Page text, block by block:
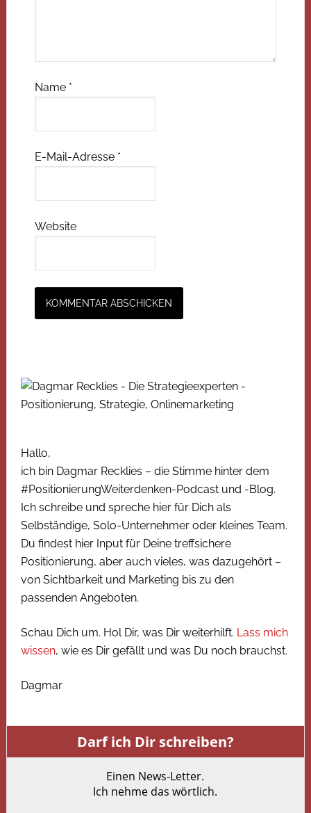
Name *
E-Mail-Adresse *
Website
Hallo,
ich bin Dagmar Recklies – die Stimme hinter dem
#PositionierungWeiterdenken-Podcast und -Blog.
Ich schreibe und spreche hier für Dich als
Selbständige, Solo-Unternehmer oder kleines Team.
Du findest hier Input für Deine treffsichere
Positionierung, aber auch vieles, was dazugehört –
von Sichtbarkeit und Marketing bis zu den
passenden Angeboten.
Schau Dich um. Hol Dir, was Dir weiterhilft. Lass mich
wissen, wie es Dir gefällt und was Du noch brauchst.
Dagmar
Darf ich Dir schreiben?
Einen News-Letter.
Ich nehme das wörtlich.